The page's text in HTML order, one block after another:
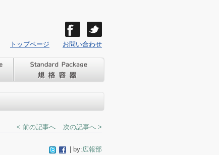
トップページ お問い合わせ
< 前の記事へ 次の記事へ >
| by:広報部